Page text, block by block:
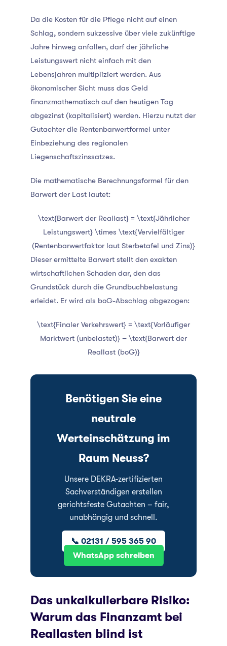
Da die Kosten für die Pflege nicht auf einen
Schlag, sondern sukzessive über viele zukünftige
Jahre hinweg anfallen, darf der jährliche
Leistungswert nicht einfach mit den
Lebensjahren multipliziert werden. Aus
ökonomischer Sicht muss das Geld
finanzmathematisch auf den heutigen Tag
abgezinst (kapitalisiert) werden. Hierzu nutzt der
Gutachter die Rentenbarwertformel unter
Einbeziehung des regionalen
Liegenschaftszinssatzes.
Die mathematische Berechnungsformel für den
Barwert der Last lautet:
\text{Barwert der Reallast} = \text{Jährlicher
Leistungswert} \times \text{Vervielfältiger
(Rentenbarwertfaktor laut Sterbetafel und Zins)}
Dieser ermittelte Barwert stellt den exakten
wirtschaftlichen Schaden dar, den das
Grundstück durch die Grundbuchbelastung
erleidet. Er wird als boG-Abschlag abgezogen:
\text{Finaler Verkehrswert} = \text{Vorläufiger
Marktwert (unbelastet)} – \text{Barwert der
Reallast (boG)}
Benötigen Sie eine
neutrale
Werteinschätzung im
Raum Neuss?
Unsere DEKRA-zertifizierten
Sachverständigen erstellen
gerichtsfeste Gutachten – fair,
unabhängig und schnell.
📞 02131 / 595 365 90
WhatsApp schreiben
Das unkalkulierbare Risiko:
Warum das Finanzamt bei
Reallasten blind ist